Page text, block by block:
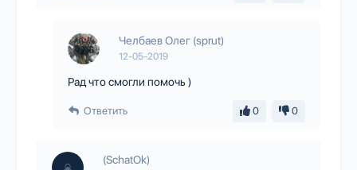
Челбаев Олег (sprut)
12-05-2019
Рад что смогли помочь )
Ответить 0 0
(SchatOk)